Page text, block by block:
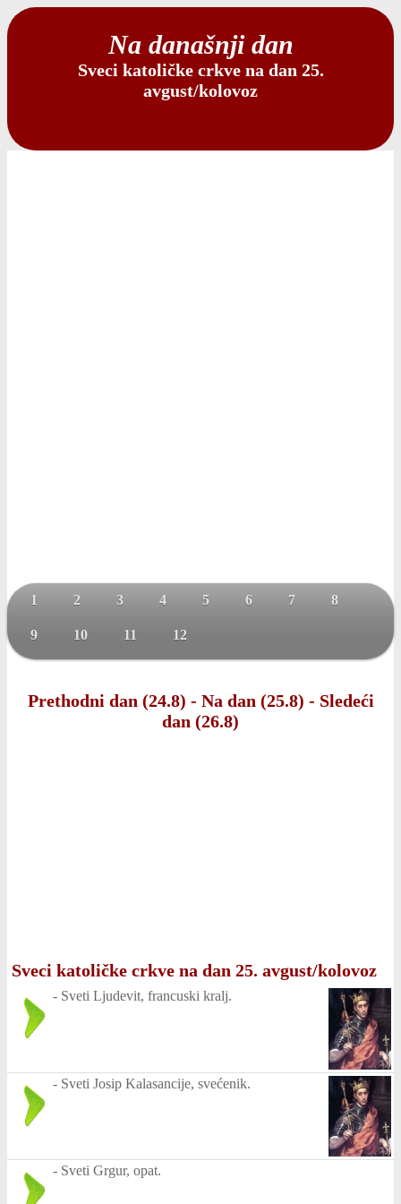
Na današnji dan
Sveci katoličke crkve na dan 25.
avgust/kolovoz
1 2 3 4 5 6 7 8
9 10 11 12
Prethodni dan (24.8) - Na dan (25.8) - Sledeći
dan (26.8)
Sveci katoličke crkve na dan 25. avgust/kolovoz
- Sveti Ljudevit, francuski kralj.
- Sveti Josip Kalasancije, svećenik.
- Sveti Grgur, opat.